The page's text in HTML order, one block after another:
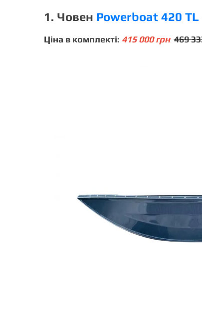
1. Човен Powerboat 420 TL
Ціна в комплекті: 415 000 грн 469